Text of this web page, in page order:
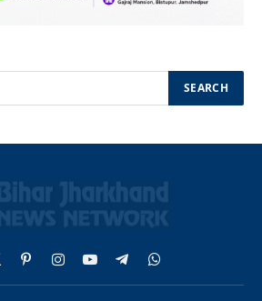
PinterestInstagram
YouTubeTelegramWhatsApp